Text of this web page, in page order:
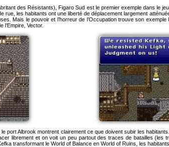
des Résistants), Figaro Sud est le premier exemple dans le
rue, les habitants ont une liberté de déplacement largement
Mais le pouvoir et l’horreur de l’Occupation trouve son
l’Empire, Vector.
port Albrook montrent clairement ce que doivent subir les
librement et on voit un peu partout des traces de batailles (les
transformant le World of Balance en World of Ruins, les